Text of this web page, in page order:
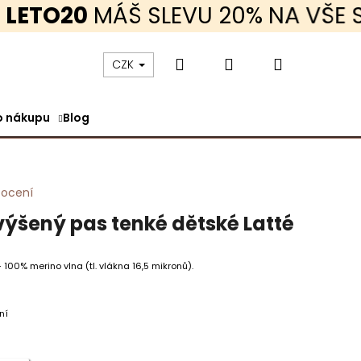
MÁŠ SLEVU 20% NA VŠE
CZK HledatPřihlášeníNákupní
nákupu Blog
pas tenké dětské Latté
merino vlna (tl. vlákna 16,5 mikronů).